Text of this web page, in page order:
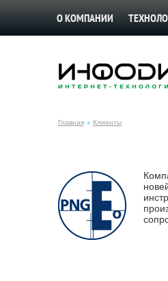
О КОМПАНИИ
Главная Клиенты